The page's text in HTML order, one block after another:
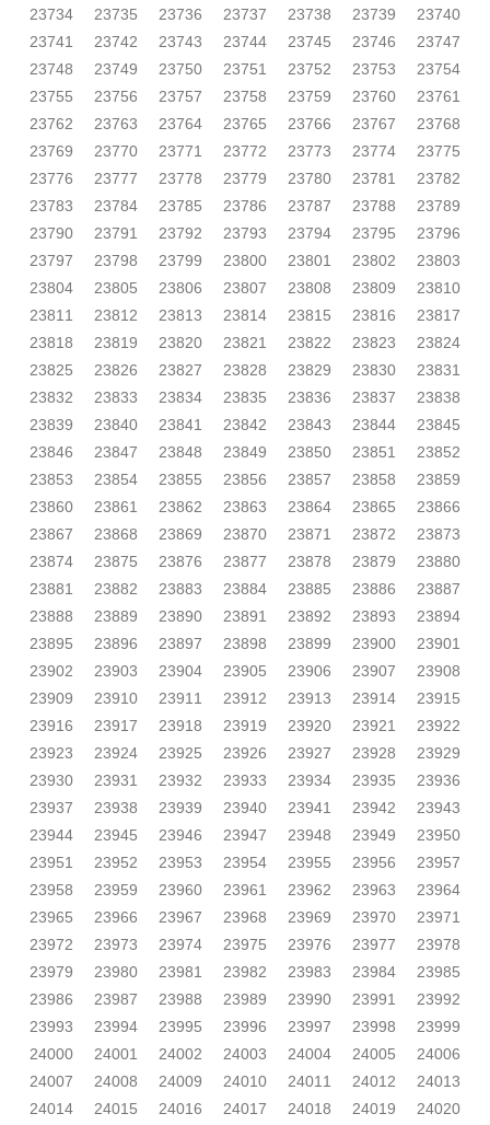
23734 23735 23736 23737 23738 23739
23740
23741
23742 23743 23744 23745 23746
23747
23748
23749 23750 23751 23752 23753
23754
23755
23756 23757 23758 23759 23760
23761
23762
23763 23764 23765 23766 23767
23768
23769
23770 23771 23772 23773 23774
23775
23776
23777 23778 23779 23780 23781
23782
23783
23784 23785 23786 23787 23788
23789
23790
23791 23792 23793 23794 23795
23796
23797
23798 23799 23800 23801 23802
23803
23804
23805 23806 23807 23808 23809
23810
23811
23812 23813 23814 23815 23816
23817
23818
23819 23820 23821 23822 23823
23824
23825
23826 23827 23828 23829 23830
23831
23832
23833 23834 23835 23836 23837
23838
23839
23840 23841 23842 23843 23844
23845
23846
23847 23848 23849 23850 23851
23852
23853
23854 23855 23856 23857 23858
23859
23860
23861 23862 23863 23864 23865
23866
23867
23868 23869 23870 23871 23872
23873
23874
23875 23876 23877 23878 23879
23880
23881
23882 23883 23884 23885 23886
23887
23888
23889 23890 23891 23892 23893
23894
23895
23896 23897 23898 23899 23900
23901
23902
23903 23904 23905 23906 23907
23908
23909
23910 23911 23912 23913 23914
23915
23916
23917 23918 23919 23920 23921
23922
23923
23924 23925 23926 23927 23928
23929
23930
23931 23932 23933 23934 23935
23936
23937
23938 23939 23940 23941 23942
23943
23944
23945 23946 23947 23948 23949
23950
23951
23952 23953 23954 23955 23956
23957
23958
23959 23960 23961 23962 23963
23964
23965
23966 23967 23968 23969 23970
23971
23972
23973 23974 23975 23976 23977
23978
23979
23980 23981 23982 23983 23984
23985
23986
23987 23988 23989 23990 23991
23992
23993
23994 23995 23996 23997 23998
23999
24000
24001 24002 24003 24004 24005
24006
24007
24008 24009 24010 24011 24012
24013
24014
24015 24016 24017 24018 24019
24020